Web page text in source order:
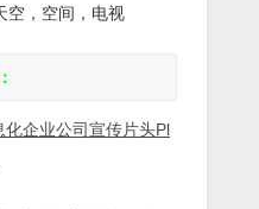
空，空间，电视
企业公司宣传片头Pl